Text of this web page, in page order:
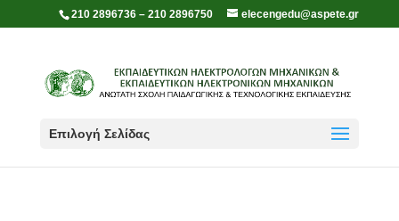
210 2896736 – 210 2896750 elecengedu@aspete.gr
Επιλογή Σελίδας